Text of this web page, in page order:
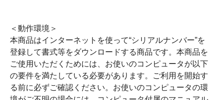
＜動作環境＞
本商品はインターネットを使って“シリアルナンバー”を
登録して書式等をダウンロードする商品です。本商品を
ご使用いただくためには、お使いのコンピュータが以下
の要件を満たしている必要があります。ご利用を開始す
る前に必ずご確認ください。お使いのコンピュータの環